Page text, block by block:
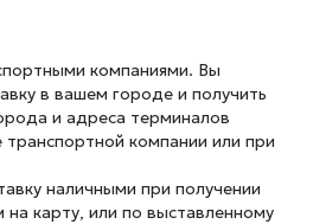
компаниями. Вы
в вашем городе и получить
и адреса терминалов
компании или при
наличными при получении
карту, или по выставленному